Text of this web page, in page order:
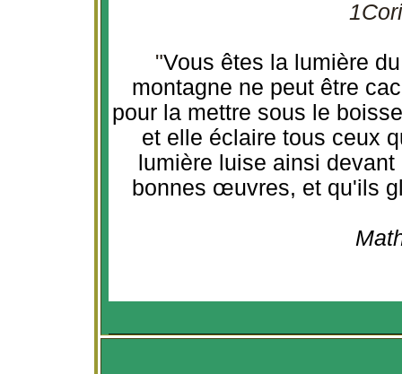
"Vous êtes la lumière
montagne ne peut être
pour la mettre sous le
et elle éclaire tous ceux
lumière luise ainsi
bonnes œuvres, et qu'ils